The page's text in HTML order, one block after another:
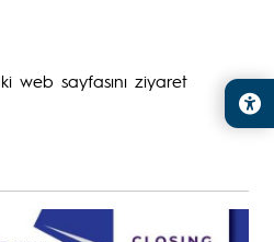
web sayfasını ziyaret